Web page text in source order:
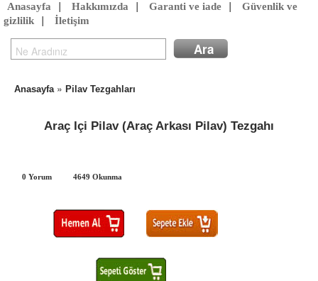
Anasayfa Hakkımızda Garanti ve iade
Güvenlik ve
gizlilik
İletişim
Anasayfa» Pilav Tezgahları
Araç Içi Pilav (Araç Arkası Pilav) Tezgahı
0 Yorum 4649 Okunma